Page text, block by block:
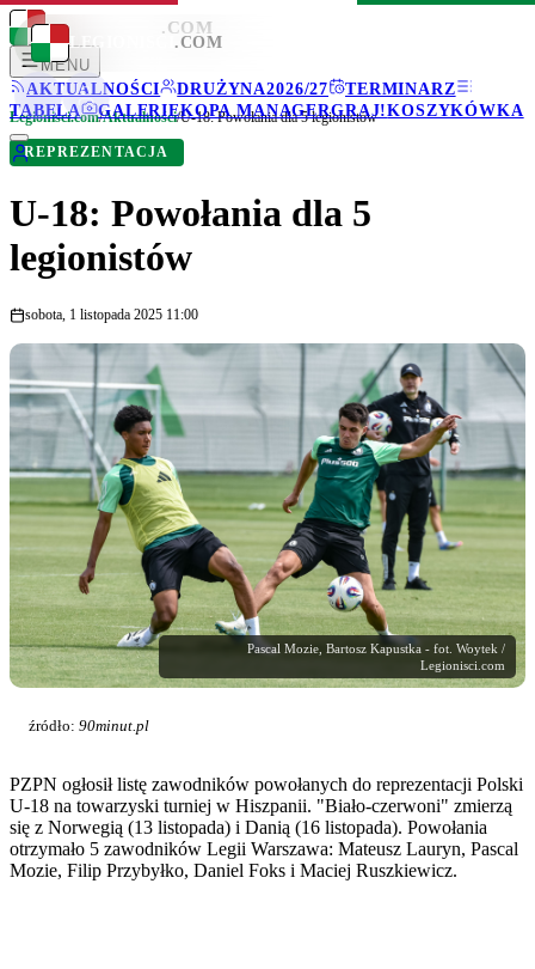
LEGIONISCI .COM
MENU
AKTUALNOŚCI
DRUŻYNA2026/27
TERMINARZ
TABELA
GALERIEKOPA MANAGERGRAJ!KOSZYKÓWKA
LEGIONISCI .COM
Legionisci.com/Aktualności/U-18: Powołania dla 5 legionistów
REPREZENTACJA
U-18: Powołania dla 5
legionistów
sobota, 1 listopada 2025 11:00
Pascal Mozie, Bartosz Kapustka - fot. Woytek /
Legionisci.com
źródło: 90minut.pl
PZPN ogłosił listę zawodników powołanych do reprezentacji Polski
U-18 na towarzyski turniej w Hiszpanii. "Biało-czerwoni" zmierzą
się z Norwegią (13 listopada) i Danią (16 listopada). Powołania
otrzymało 5 zawodników Legii Warszawa: Mateusz Lauryn, Pascal
Mozie, Filip Przybyłko, Daniel Foks i Maciej Ruszkiewicz.